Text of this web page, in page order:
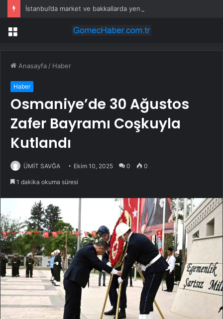
Menü
Anasayfa / Haber
Haber
Osmaniye’de 30 Ağustos
Zafer Bayramı Coşkuyla
Kutlandı
ÜMİT SAVĞA Ekim 10, 2025 0 0
1 dakika okuma süresi